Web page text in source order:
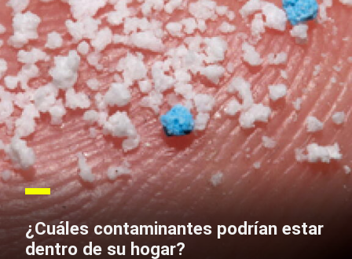
¿Cuáles contaminantes podrían estar
dentro de su hogar?